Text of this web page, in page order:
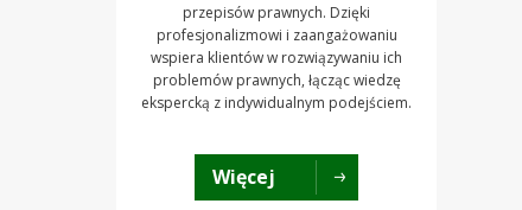
przepisów prawnych. Dzięki
profesjonalizmowi i zaangażowaniu
wspiera klientów w rozwiązywaniu ich
problemów prawnych, łącząc wiedzę
ekspercką z indywidualnym podejściem.
Więcej